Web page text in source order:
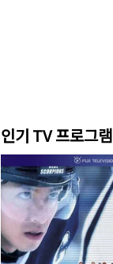
인기 TV 프로그램